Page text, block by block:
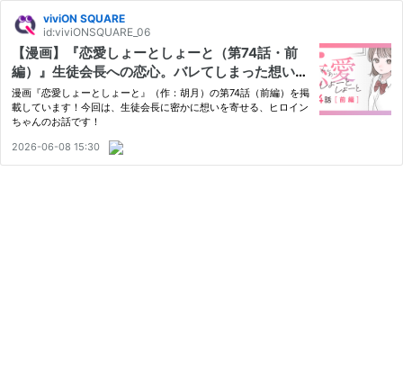
viviON SQUARE
id:viviONSQUARE_06
【漫画】『恋愛しょーとしょーと（第74話・前
編）』生徒会長への恋心。バレてしまった想いの
行方（作：胡月）
漫画『恋愛しょーとしょーと』（作：胡月）の第74話（前編）を掲
載しています！今回は、生徒会長に密かに想いを寄せる、ヒロイン
ちゃんのお話です！
2026-06-08 15:30